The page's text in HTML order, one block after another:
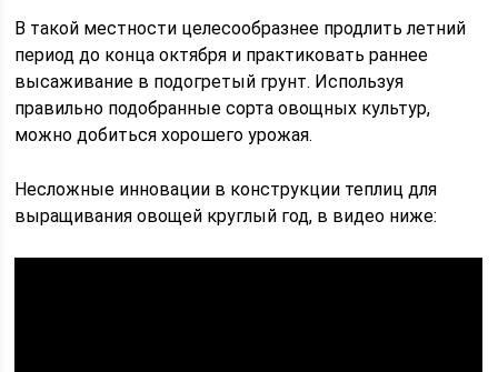
В такой местности целесообразнее продлить летний
период до конца октября и практиковать раннее
высаживание в подогретый грунт. Используя
правильно подобранные сорта овощных культур,
можно добиться хорошего урожая.
Несложные инновации в конструкции теплиц для
выращивания овощей круглый год, в видео ниже: